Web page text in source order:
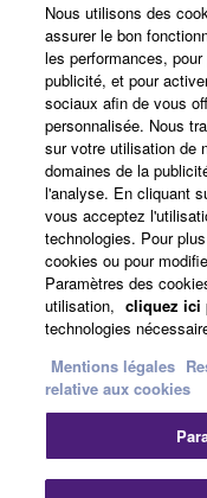
A propos de Yamaha
France - French
Professionnel
Nous
Respect de la
Nous utilisons des
assurer le bon
les performances,
publicité, et pour
sociaux afin de vous
personnalisée. Nous
sur votre utilisation de
domaines de la
l'analyse. En cliquant
vous acceptez
technologies. Pour
cookies ou pour
Paramètres des
utilisation, cliquez ici
technologies
Mentions légales
relative aux cookies